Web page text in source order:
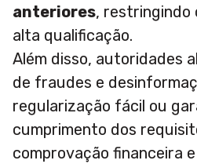
anteriores, restringindo
alta qualificação.
Além disso, autoridades
de fraudes e
regularização fácil ou
cumprimento dos
comprovação financeira